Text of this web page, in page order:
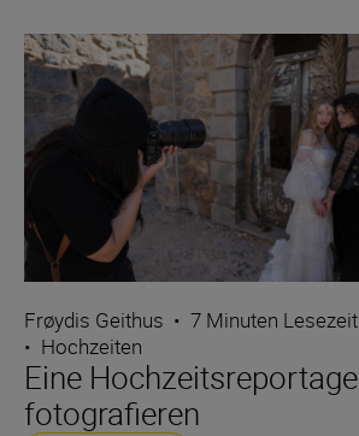
Frøydis Geithus • 7 Minuten Lesezeit
• Hochzeiten
Eine Hochzeitsreportage
fotografieren